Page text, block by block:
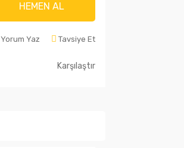
HEMEN AL
Yorum Yaz Tavsiye Et
Karşılaştır